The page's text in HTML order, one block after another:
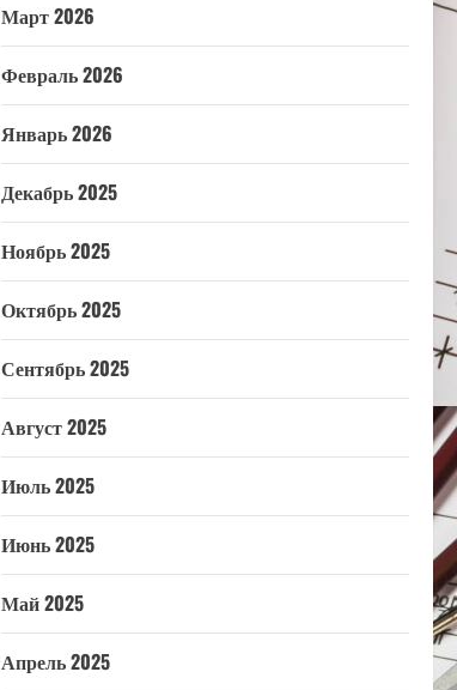
Март 2026
Февраль 2026
Январь 2026
Декабрь 2025
Ноябрь 2025
Октябрь 2025
Сентябрь 2025
Август 2025
Июль 2025
Июнь 2025
Май 2025
Апрель 2025